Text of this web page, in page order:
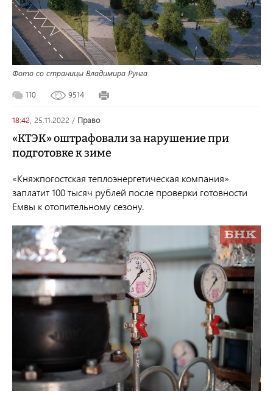
Фото со страницы Владимира Рунга
110 9514
18:42, 25.11.2022 / право
«КТЭК» оштрафовали за нарушение при
подготовке к зиме
«Княжпогостская теплоэнергетическая компания»
заплатит 100 тысяч рублей после проверки готовности
Емвы к отопительному сезону.